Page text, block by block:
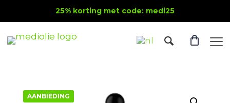
25% korting met code: medi25
AANBIEDING